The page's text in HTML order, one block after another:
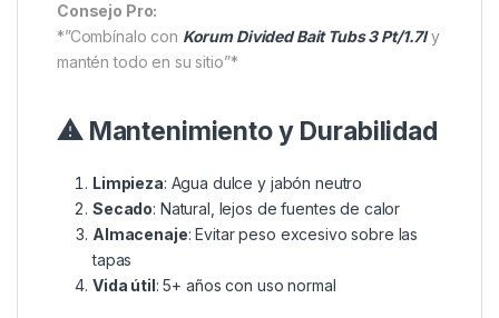
Consejo Pro:
*”Combínalo con Korum Divided Bait Tubs 3 Pt/1.7ly
mantén todo en su sitio”*
⚠ Mantenimiento y Durabilidad
Limpieza: Agua dulce y jabón neutro
Secado: Natural, lejos de fuentes de calor
Almacenaje: Evitar peso excesivo sobre las
tapas
Vida útil: 5+ años con uso normal